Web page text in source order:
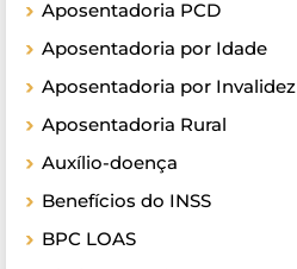
Aposentadoria PCD
Aposentadoria por Idade
Aposentadoria por Invalidez
Aposentadoria Rural
Auxílio-doença
Benefícios do INSS
BPC LOAS